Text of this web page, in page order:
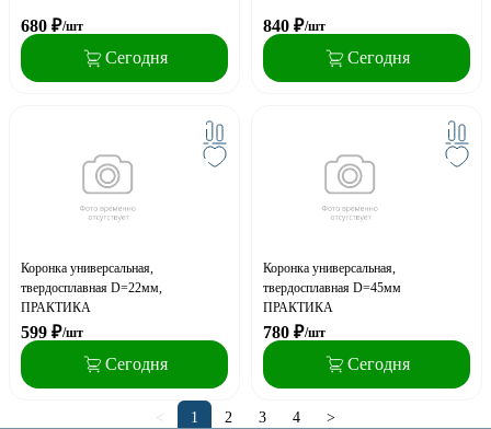
680 ₽/шт
Сегодня
840 ₽/шт
Сегодня
Коронка универсальная,
твердосплавная D=22мм,
ПРАКТИКА
599 ₽/шт
Сегодня
Коронка универсальная,
твердосплавная D=45мм
ПРАКТИКА
780 ₽/шт
Сегодня
< 1 2 3 4 >